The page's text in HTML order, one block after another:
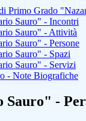
Primo Grado
Sauro" - Incontri
Sauro" - Attività
Sauro" - Persone
Sauro" - Spazi
Sauro" - Servizi
- Note Biografiche
Sauro" -